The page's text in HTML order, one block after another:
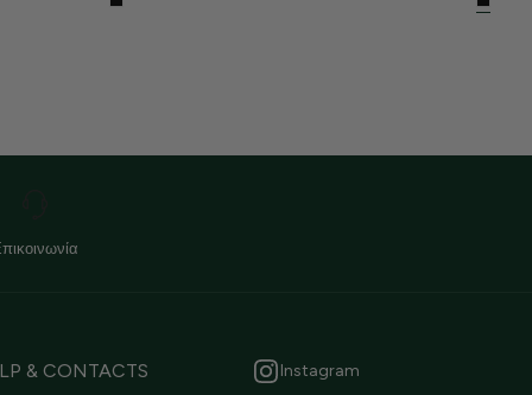
& CONTACTS Instagram